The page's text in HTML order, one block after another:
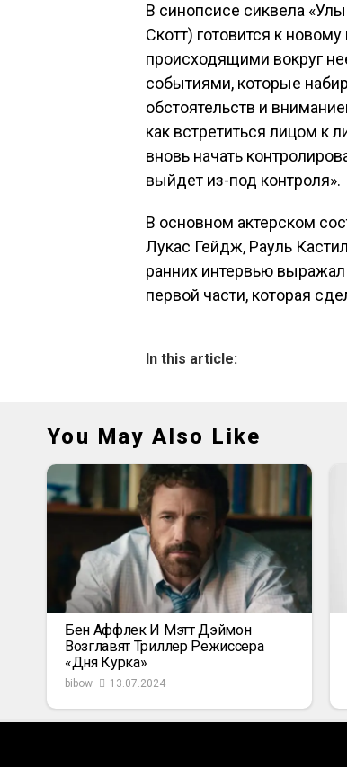
В синопсисе сиквела
Скотт) готовится к
происходящими вокруг
событиями, которые
обстоятельств и
как встретиться лицом к
вновь начать
выйдет из-под контроля».
В основном актерском
Лукас Гейдж, Рауль
ранних интервью
первой части, которая
In this article:
You May Also Like
Бен Аффлек И Мэтт Дэймон
Возглавят Триллер Режиссера
«Дня Курка»
bibow 13.07.2024